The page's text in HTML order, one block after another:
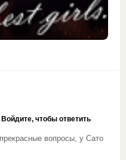
Войдите, чтобы ответить
вопросы, у Сато